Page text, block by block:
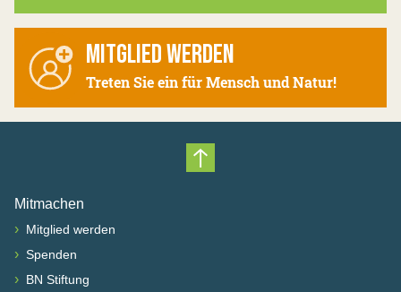
MITGLIED WERDEN
Treten Sie ein für Mensch und Natur!
Nach oben scrollen
Mitmachen
› Mitglied werden
› Spenden
› BN Stiftung